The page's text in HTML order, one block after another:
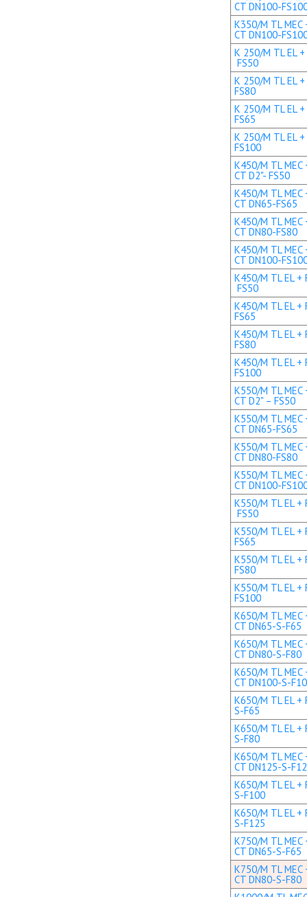
CT DN100-
K350/M TL MEC
CT DN100-
K 250/M TL EL +
FS50
K 250/M TL EL +
FS80
K 250/M TL EL +
FS65
K 250/M TL EL
FS100
K450/M TL MEC
CT D2"- FS50
K450/M TL MEC
CT DN65-FS65
K450/M TL MEC
CT DN80-FS80
K450/M TL MEC
CT DN100-
K450/M TL EL +
FS50
K450/M TL EL +
FS65
K450/M TL EL +
FS80
K450/M TL EL +
FS100
K550/M TL MEC
CT D2" – FS50
K550/M TL MEC
CT DN65-FS65
K550/M TL MEC
CT DN80-FS80
K550/M TL MEC
CT DN100-
K550/M TL EL +
FS50
K550/M TL EL +
FS65
K550/M TL EL +
FS80
K550/M TL EL +
FS100
K650/M TL MEC
CT DN65-S-F65
K650/M TL MEC
CT DN80-S-F80
K650/M TL MEC
CT DN100-S-
K650/M TL EL +
S-F65
K650/M TL EL +
S-F80
K650/M TL MEC
CT DN125-S-
K650/M TL EL +
S-F100
K650/M TL EL +
S-F125
K750/M TL MEC
CT DN65-S-F65
K750/M TL MEC
CT DN80-S-F80